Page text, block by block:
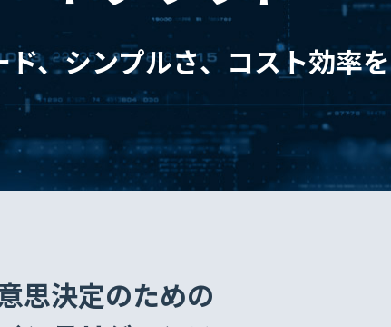
、シンプルさ、コスト効率を
思決定のための